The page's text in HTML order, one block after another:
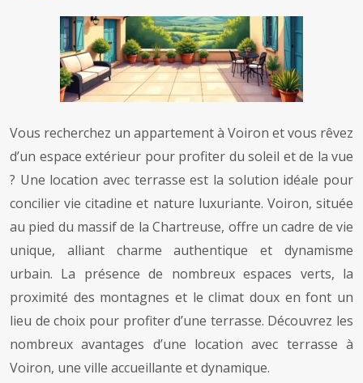
Vous recherchez un appartement à Voiron et vous rêvez
d’un espace extérieur pour profiter du soleil et de la vue
? Une location avec terrasse est la solution idéale pour
concilier vie citadine et nature luxuriante. Voiron, située
au pied du massif de la Chartreuse, offre un cadre de vie
unique, alliant charme authentique et dynamisme
urbain. La présence de nombreux espaces verts, la
proximité des montagnes et le climat doux en font un
lieu de choix pour profiter d’une terrasse. Découvrez les
nombreux avantages d’une location avec terrasse à
Voiron, une ville accueillante et dynamique.